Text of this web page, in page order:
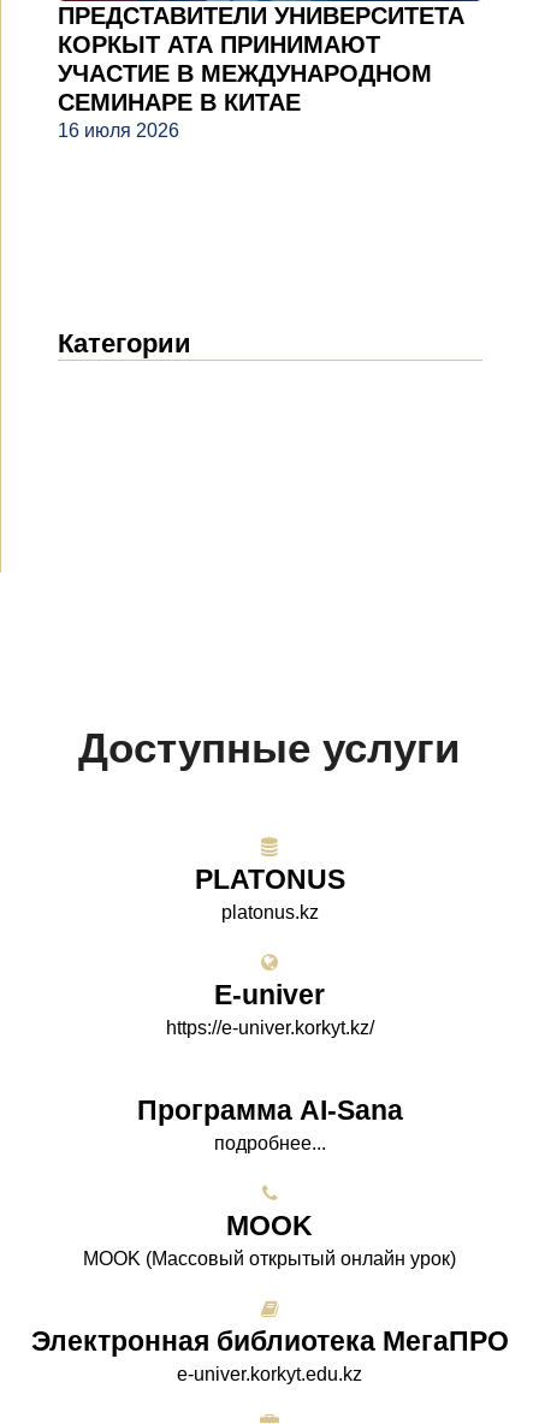
ПРЕДСТАВИТЕЛИ УНИВЕРСИТЕТА
КОРКЫТ АТА ПРИНИМАЮТ
УЧАСТИЕ В МЕЖДУНАРОДНОМ
СЕМИНАРЕ В КИТАЕ
16 июля 2026
Категории
Доступные услуги
PLATONUS
platonus.kz
E-univer
https://e-univer.korkyt.kz/
Программа AI-Sana
подробнее...
МООK
МООK (Массовый открытый онлайн урок)
Электронная библиотека МегаПРО
e-univer.korkyt.edu.kz